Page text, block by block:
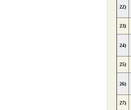
22)
23)
24)
25)
26)
27)